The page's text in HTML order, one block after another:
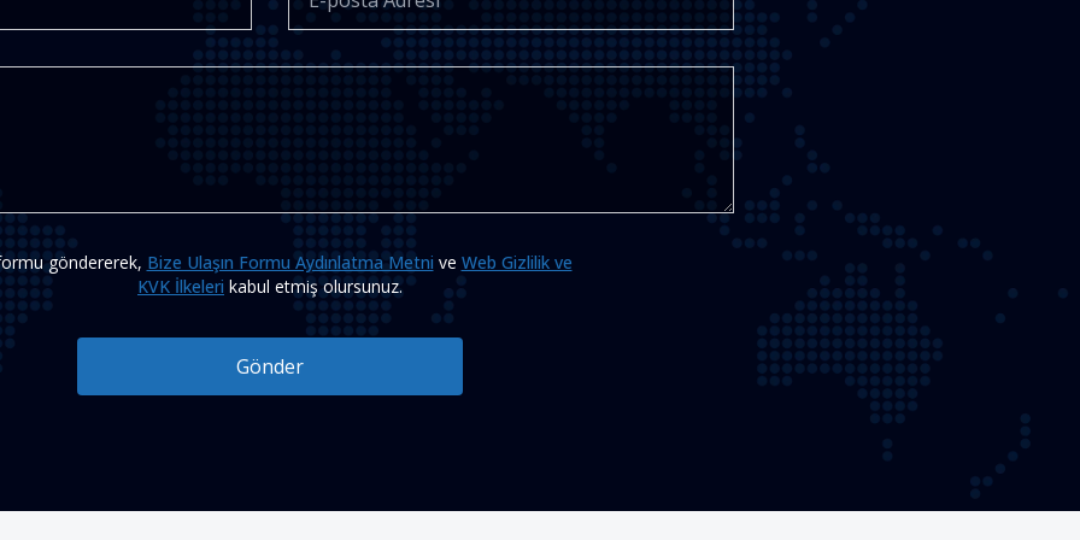
göndererek, Bize Ulaşın Formu Aydınlatma Metni ve Web Gizlilik ve
KVK İlkeleri kabul etmiş olursunuz.
Gönder